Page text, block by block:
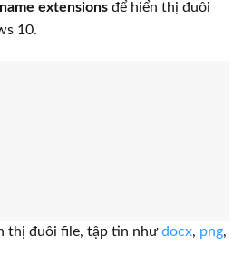
extensions để hiển thị đuôi
10.
thị đuôi file, tập tin nhưdocx, png,